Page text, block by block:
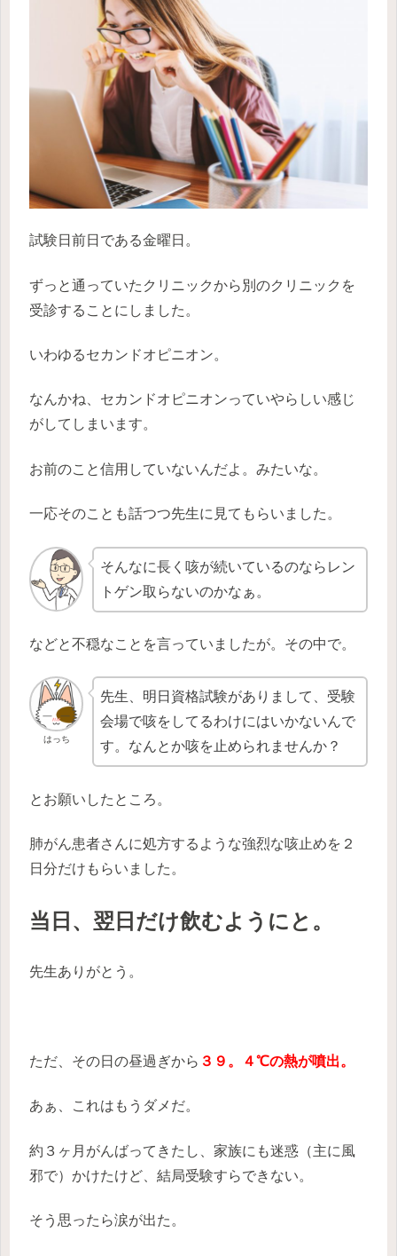
試験日前日である金曜日。
ずっと通っていたクリニックから別のクリニックを
受診することにしました。
いわゆるセカンドオピニオン。
なんかね、セカンドオピニオンっていやらしい感じ
がしてしまいます。
お前のこと信用していないんだよ。みたいな。
一応そのことも話つつ先生に見てもらいました。
そんなに長く咳が続いているのならレン
トゲン取らないのかなぁ。
などと不穏なことを言っていましたが。その中で。
はっち
先生、明日資格試験がありまして、受験
会場で咳をしてるわけにはいかないんで
す。なんとか咳を止められませんか？
とお願いしたところ。
肺がん患者さんに処方するような強烈な咳止めを２
日分だけもらいました。
当日、翌日だけ飲むようにと。
先生ありがとう。
ただ、その日の昼過ぎから ３９。４℃の熱が噴出。
あぁ、これはもうダメだ。
約３ヶ月がんばってきたし、家族にも迷惑（主に風
邪で）かけたけど、結局受験すらできない。
そう思ったら涙が出た。